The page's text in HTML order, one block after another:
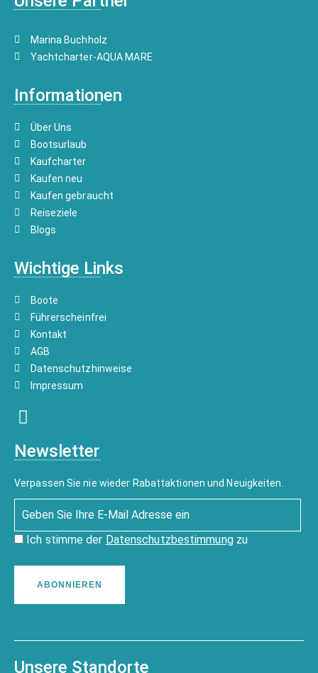
Marina Buchholz
Yachtcharter-AQUA MARE
Informationen
Über Uns
Bootsurlaub
Kaufcharter
Kaufen neu
Kaufen gebraucht
Reiseziele
Blogs
Wichtige Links
Boote
Führerscheinfrei
Kontakt
AGB
Datenschutzhinweise
Impressum
Newsletter
Verpassen Sie nie wieder Rabattaktionen und Neuigkeiten.
Ich stimme der Datenschutzbestimmungzu
ABONNIEREN
Unsere Standorte